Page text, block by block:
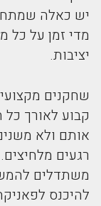
יש כאלה
מדי זמן על
יציבות.
שחקנים
קבוע לאורך
אותם ולא
רגעים
משתדלים
להיכנס